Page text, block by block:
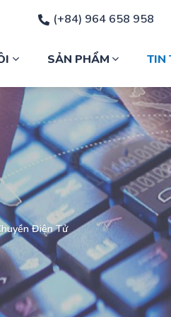
(+84) 964 658 958
SẢN PHẨM TIN
Điện Tử